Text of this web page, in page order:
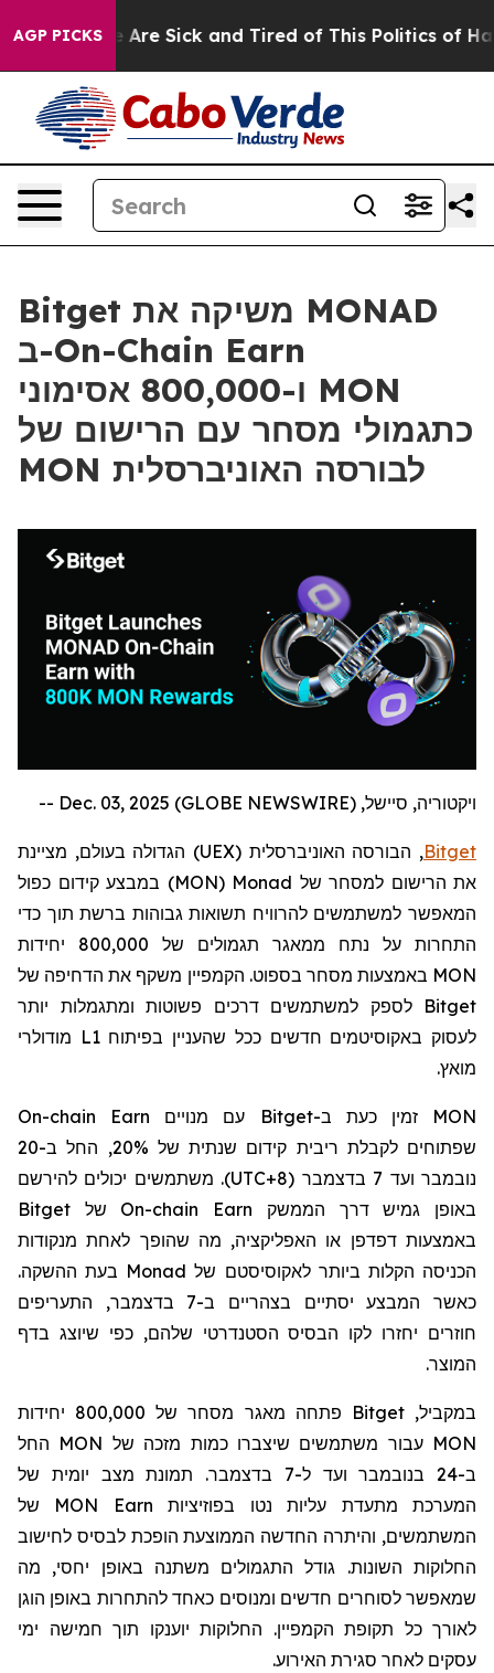
AGP PICKSAre Sick and Tired of This Politics of Hatred”
Bitget משיקה את MONAD
ב-On-Chain Earn
ו-800,000 אסימוני MON
כתגמולי מסחר עם הרישום של
MON לבורסה האוניברסלית
ויקטוריה, סיישל, Dec. 03, 2025 (GLOBE NEWSWIRE) --
Bitget, הבורסה האוניברסלית (UEX) הגדולה בעולם, מציינת
את הרישום למסחר של Monad
(
MON
) במבצע קידום כפול
המאפשר למשתמשים להרוויח תשואות גבוהות ברשת תוך כדי
התחרות על נתח ממאגר תגמולים של 800,000 יחידות
MON באמצעות מסחר בספוט. הקמפיין משקף את הדחיפה של
Bitget לספק למשתמשים דרכים פשוטות ומתגמלות יותר
לעסוק באקוסיטמים חדשים ככל שהעניין בפיתוחL1 מודולרי
מואץ.
MON זמין כעת ב-Bitget עם מנויים On-chain Earn
שפתוחים לקבלת ריבית קידום שנתית של 20%, החל ב-20
נובמבר ועד 7 בדצמבר (
UTC+8). משתמשים יכולים להירשם
באופן גמיש דרך הממשק On-chain Earn של Bitget
באמצעות דפדפן או האפליקציה, מה שהופך לאחת מנקודות
הכניסה הקלות ביותר לאקוסיסטם של Monad בעת ההשקה.
כאשר המבצע יסתיים בצהריים ב-7 בדצמבר, התעריפים
חוזרים יחזרו לקו הבסיס הסטנדרטי שלהם, כפי שיוצג בדף
המוצר.
במקביל,Bitget פתחה מאגר מסחר של 800,000 יחידות
MON עבור משתמשים שיצברו כמות מזכה של MON החל
ב-24 בנובמבר ועד ל-7 בדצמבר. תמונת מצב יומית של
המערכת מתעדת עליות נטו בפוזיציות MON Earn של
המשתמשים, והיתרה החדשה הממוצעת הופכת לבסיס לחישוב
החלוקות השונות. גודל התגמולים משתנה באופן יחסי, מה
שמאפשר לסוחרים חדשים ומנוסים כאחד להתחרות באופן הוגן
לאורך כל תקופת הקמפיין. החלוקות יוענקו תוך חמישה ימי
עסקים לאחר סגירת האירוע.